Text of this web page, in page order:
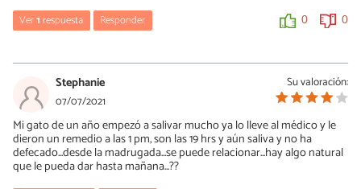
Ver1respuesta Responder 0 0
30/08/2021
Hola, entiendo que no lleva tres días sin orinar, porque estaría
muerta. En cualquier caso, por internet no la podemos revisar
para saber qué le pasa. Hay que ir al veterinario. Un saludo.
0 1
Su valoración:
Stephanie
07/07/2021
Mi gato de un año empezó a salivar mucho ya lo lleve al médico y le
dieron un remedio a las 1 pm, son las 19 hrs y aún saliva y no ha
defecado...desde la madrugada...se puede relacionar...hay algo natural
que le pueda dar hasta mañana...??